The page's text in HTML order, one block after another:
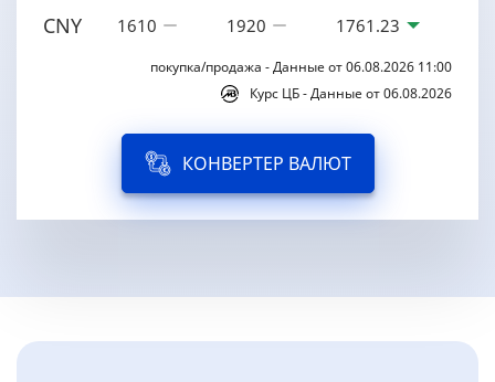
CNY 1610 1920 1761.23
покупка/продажа - Данные от 06.08.2026 11:00
Курс ЦБ - Данные от 06.08.2026
КОНВЕРТЕР ВАЛЮТ